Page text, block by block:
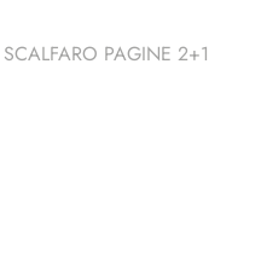
PAGINE 2+1